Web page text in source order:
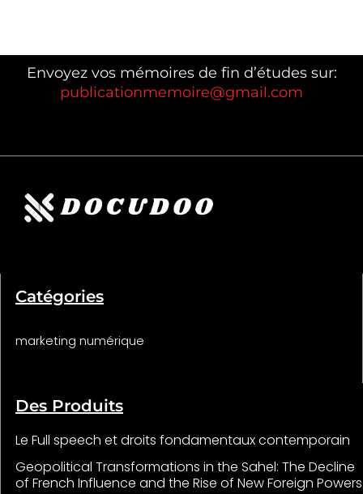
Envoyez vos mémoires de fin d’études sur:
publicationmemoire@gmail.com
Catégories
marketing numérique
Des Produits
Le Full speech et droits fondamentaux contemporain
Geopolitical Transformations in the Sahel: The Decline
of French Influence and the Rise of New Foreign Powers